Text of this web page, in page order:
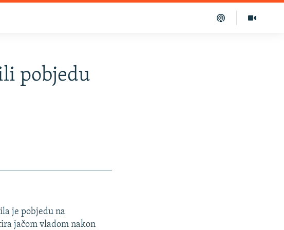
pobjedu
je pobjedu na
jačom vladom nakon